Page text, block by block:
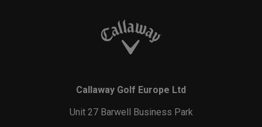
Callaway Golf Europe Ltd
Unit 27 Barwell Business Park